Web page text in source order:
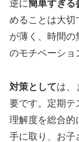
逆に簡単すぎる
めることは大切
が薄く、時間の
のモチベーショ
対策としては、
要です。定期テ
理解度を総合的
手に取り、お子